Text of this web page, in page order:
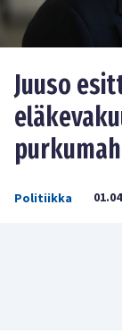
Juuso
Politiikka